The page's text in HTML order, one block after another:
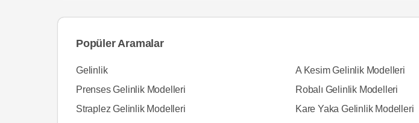
Popüler Aramalar
Gelinlik A Kesim Gelinlik Modelleri
Prenses Gelinlik Modelleri
Robalı Gelinlik Modelleri
Straplez Gelinlik Modelleri
Kare Yaka Gelinlik Modelleri